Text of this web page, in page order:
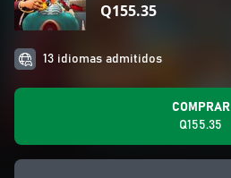
Q155.35
13 idiomas admitidos
COMPRAR
Q155.35